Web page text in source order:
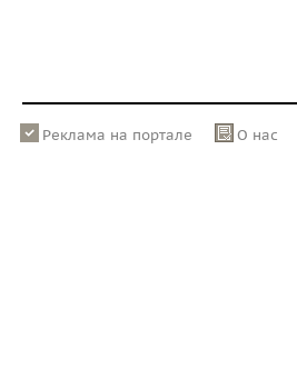
Реклама на портале О нас